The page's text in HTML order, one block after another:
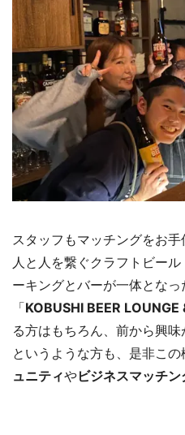
スタッフもマッチングをお手
人と人を繋ぐクラフトビ
ーキングとバーが一体とな
「KOBUSHI BEER LOUNGE
る方はもちろん、前から興
というような方も、是非こ
ュニティやビジネスマッチン